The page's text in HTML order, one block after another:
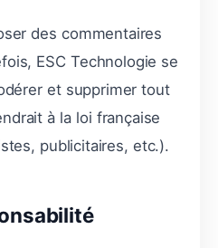
des commentaires
ESC Technologie se
et supprimer tout
à la loi française
publicitaires, etc.).